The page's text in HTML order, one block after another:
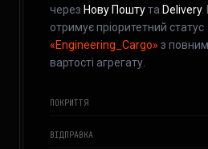
через Нову Поштута Delivery.
отримує пріоритетний статус
«Engineering_Cargo» з
вартості агрегату.
ПОКРИТТЯ
ВІДПРАВКА